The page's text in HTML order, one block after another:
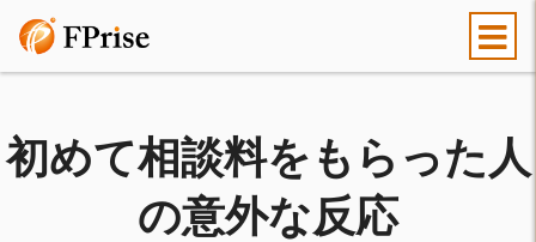
初めて相談料をもらった人
の意外な反応